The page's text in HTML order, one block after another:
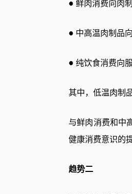
●鲜肉消费向肉
● 中高温肉制品
●纯饮食消费向
其中，低温肉制
与鲜肉消费和中
健康消费意识的
趋势二